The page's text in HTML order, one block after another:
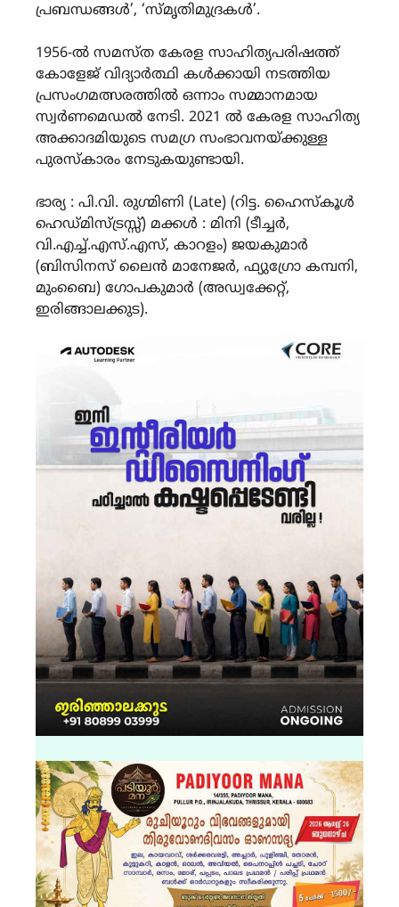
പ്രബന്ധങ്ങൾ’, ‘സ്‌മൃതിമുദ്രകൾ’.
1956-ൽ സമസ്‌ത കേരള സാഹിത്യപരിഷത്ത്
കോളേജ് വിദ്യാർത്ഥി കൾക്കായി നടത്തിയ
പ്രസംഗമത്സരത്തിൽ ഒന്നാം സമ്മാനമായ
സ്വർണമെഡൽ നേടി. 2021 ൽ കേരള സാഹിത്യ
അക്കാദമിയുടെ സമഗ്ര സംഭാവനയ്ക്കുള്ള
പുരസ്‌കാരം നേടുകയുണ്ടായി.
ഭാര്യ : പി.വി. രുഗ്മിണി (Late) (റിട്ട. ഹൈസ്കൂൾ
ഹെഡ്മിസ്ട്രസ്സ്) മക്കൾ : മിനി (ടീച്ചർ,
വി.എച്ച്.എസ്.എസ്, കാറളം) ജയകുമാർ
(ബിസിനസ് ലൈൻ മാനേജർ, ഫ്യുഗ്രോ കമ്പനി,
മുംബൈ) ഗോപകുമാർ (അഡ്വക്കേറ്റ്,
ഇരിങ്ങാലക്കുട).